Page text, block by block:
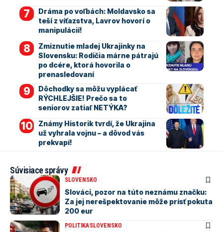
Dráma po voľbách: Moldavsko sa
teší z víťazstva, Lavrov hovorí o
manipulácií!
Zmiznutie mladej Ukrajinky na
Slovensku: Rodičia márne pátrajú
po dcére, ktorá hovorila o
prenasledovaní
Dôchodky sa môžu vyplácať
RÝCHLEJŠIE! Prečo sa to
seniorov zatiaľ NETÝKA?
Známy Historik tvrdí, že Ukrajina
už vyhrala vojnu – a dôvod vás
prekvapí!
Súvisiace správy
SLOVENSKO
Slováci, pozor na túto neznámu značku:
Za jej nerešpektovanie môže prísť pokuta
200 eur
POLITIKASLOVENSKO